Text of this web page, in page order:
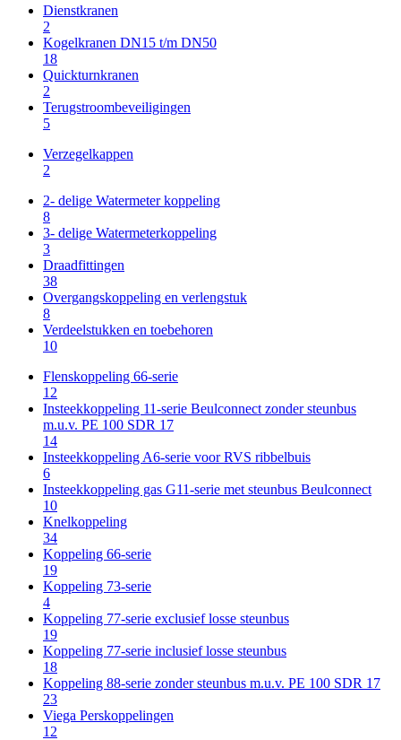
Dienstkranen
2
Kogelkranen DN15 t/m DN50
18
Quickturnkranen
2
Terugstroombeveiligingen
5
Verzegelkappen
2
2- delige Watermeter koppeling
8
3- delige Watermeterkoppeling
3
Draadfittingen
38
Overgangskoppeling en verlengstuk
8
Verdeelstukken en toebehoren
10
Flenskoppeling 66-serie
12
Insteekkoppeling 11-serie Beulconnect zonder steunbus
m.u.v. PE 100 SDR 17
14
Insteekkoppeling A6-serie voor RVS ribbelbuis
6
Insteekkoppeling gas G11-serie met steunbus Beulconnect
10
Knelkoppeling
34
Koppeling 66-serie
19
Koppeling 73-serie
4
Koppeling 77-serie exclusief losse steunbus
19
Koppeling 77-serie inclusief losse steunbus
18
Koppeling 88-serie zonder steunbus m.u.v. PE 100 SDR 17
23
Viega Perskoppelingen
12